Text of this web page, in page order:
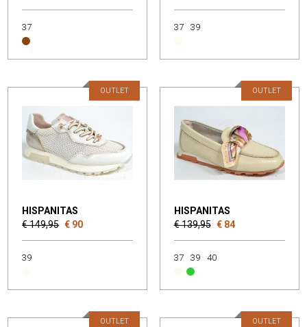
37 37 39
HISPANITAS
€ 149,95 € 90
OUTLET
39
HISPANITAS
€ 139,95 € 84
OUTLET
37 39 40
OUTLET OUTLET